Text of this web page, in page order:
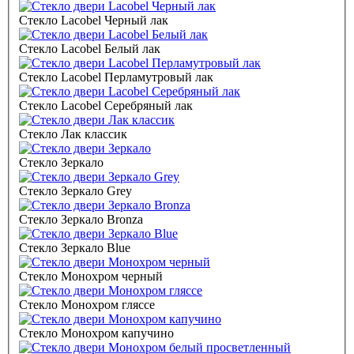
Стекло Lacobel Черный лак
Стекло Lacobel Белый лак
Стекло Lacobel Перламутровый лак
Стекло Lacobel Серебряный лак
Стекло Лак классик
Стекло Зеркало
Стекло Зеркало Grey
Стекло Зеркало Bronza
Стекло Зеркало Blue
Стекло Монохром черный
Стекло Монохром гляссе
Стекло Монохром капучино